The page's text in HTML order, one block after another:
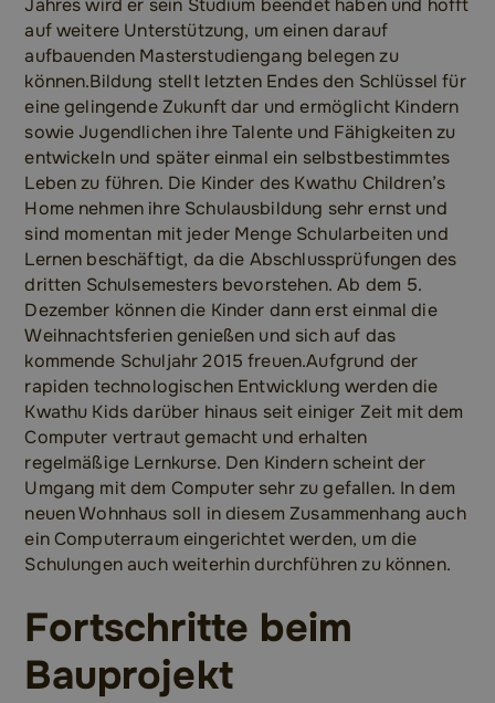
Jahres wird er sein Studium beendet haben und hofft
auf weitere Unterstützung, um einen darauf
aufbauenden Masterstudiengang belegen zu
können.Bildung stellt letzten Endes den Schlüssel für
eine gelingende Zukunft dar und ermöglicht Kindern
sowie Jugendlichen ihre Talente und Fähigkeiten zu
entwickeln und später einmal ein selbstbestimmtes
Leben zu führen. Die Kinder des Kwathu Children’s
Home nehmen ihre Schulausbildung sehr ernst und
sind momentan mit jeder Menge Schularbeiten und
Lernen beschäftigt, da die Abschlussprüfungen des
dritten Schulsemesters bevorstehen. Ab dem 5.
Dezember können die Kinder dann erst einmal die
Weihnachtsferien genießen und sich auf das
kommende Schuljahr 2015 freuen.Aufgrund der
rapiden technologischen Entwicklung werden die
Kwathu Kids darüber hinaus seit einiger Zeit mit dem
Computer vertraut gemacht und erhalten
regelmäßige Lernkurse. Den Kindern scheint der
Umgang mit dem Computer sehr zu gefallen. In dem
neuen Wohnhaus soll in diesem Zusammenhang auch
ein Computerraum eingerichtet werden, um die
Schulungen auch weiterhin durchführen zu können.
Fortschritte beim
Bauprojekt